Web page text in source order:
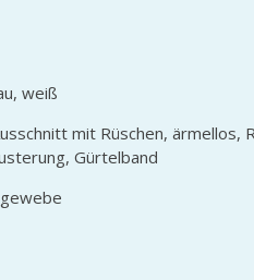
weiß
mit Rüschen, ärmellos,
Gürtelband